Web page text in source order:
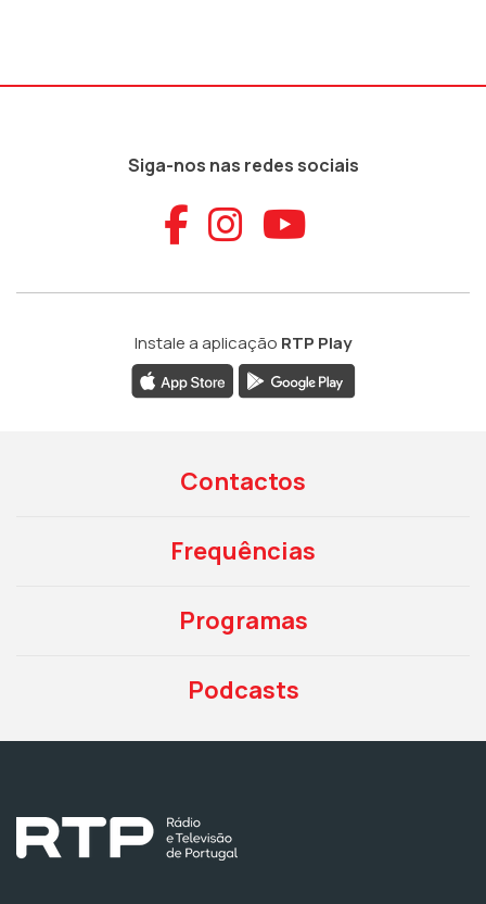
Siga-nos nas redes sociais
Aceder ao
Aceder ao
Aceder
Instale a aplicação RTP Play
Contactos
Frequências
Programas
Podcasts